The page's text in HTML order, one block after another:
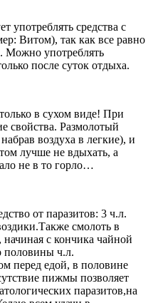
употреблять средства с
Витом), так как все равно
Можно употреблять
после суток отдыха.
в сухом виде! При
свойства. Размолотый
воздуха в легкие), и
лучше не вдыхать, а
не в то горло…
от паразитов: 3 ч.л.
смолоть в
с кончика чайной
половины ч.л.
перед едой, в половине
пижмы позволяет
паразитов,на